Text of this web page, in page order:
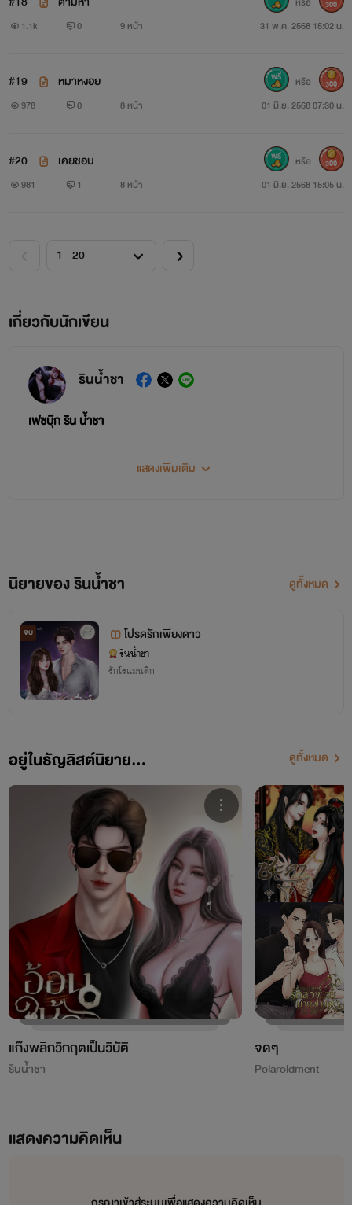
1.1k 0 9 หน้า 31 พ.ค. 2568 15:02 น.
300
#19 หมาหงอย
978 0 8 หน้า 01 มิ.ย. 2568 07:30 น.
หรือ 300
#20 เคยชอบ
981 1 8 หน้า 01 มิ.ย. 2568 15:05 น.
หรือ 300
เกี่ยวกับนักเขียน
รินน้ำชา
เฟซบุ๊ก ริน น้ำชา
แสดงเพิ่มเติม
นิยายของ รินน้ำชา ดูทั้งหมด
จบ โปรดรักเพียงดาว
รินน้ำชา
รักโรแมนติก
อยู่ในธัญลิสต์นิยาย... ดูทั้งหมด
แก๊งพลิกวิกฤตเป็นวิบัติ
รินน้ำชา
จดๆ
Polaroidment
แสดงความคิดเห็น